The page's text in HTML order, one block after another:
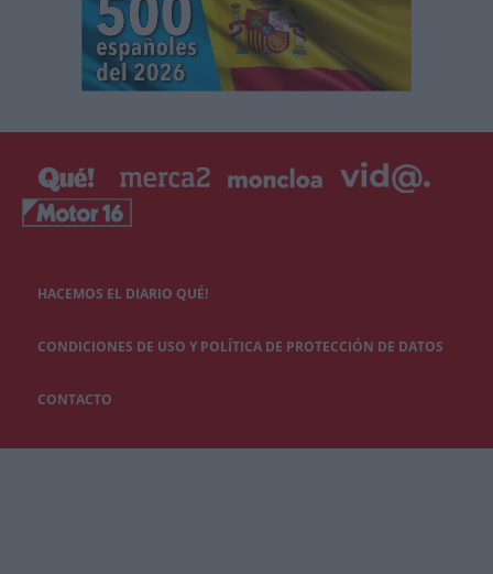
HACEMOS EL DIARIO QUÉ!
CONDICIONES DE USO Y POLÍTICA DE PROTECCIÓN DE DATOS
CONTACTO